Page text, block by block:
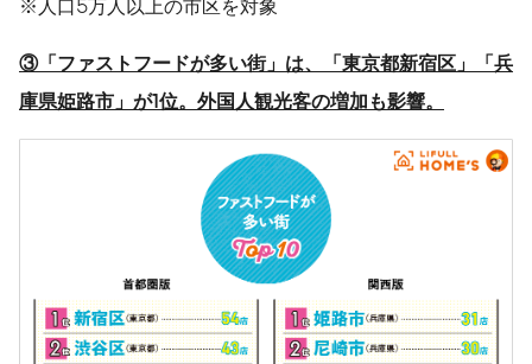
※人口5万人以上の市区を対象
③「ファストフードが多い街」は、「東京都新宿区」「兵
庫県姫路市」が1位。 外国人観光客の増加も影響。